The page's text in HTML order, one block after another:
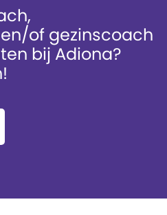
of gezinscoach
bij Adiona?